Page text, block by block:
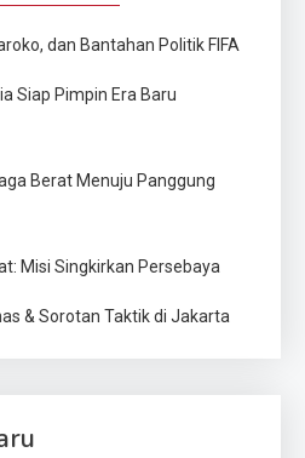
dan Bantahan Politik FIFA
Siap Pimpin Era Baru
Berat Menuju Panggung
Misi Singkirkan Persebaya
& Sorotan Taktik di Jakarta